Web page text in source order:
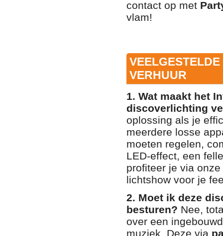
contact op met
vlam!
VERHUUR
1. Wat maakt het
discoverlichting
oplossing als je
meerdere losse
moeten regelen,
LED-effect, een
profiteer je via onze
lichtshow voor je
2. Moet ik deze
besturen? Nee,
over een
muziek. Deze via